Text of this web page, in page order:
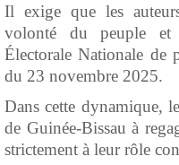
Il exige que les
volonté du peuple et
Électorale Nationale de
du 23 novembre 2025.
Dans cette dynamique,
de Guinée-Bissau à
strictement à leur rôle